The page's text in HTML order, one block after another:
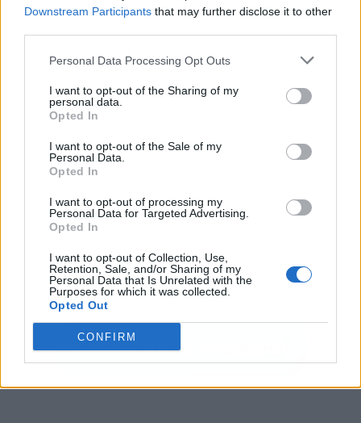
Downstream Participants that may further disclose it to other
Personal Data Processing Opt Outs
I want to opt-out of the Sharing of my
personal data.
Opted In
I want to opt-out of the Sale of my
Personal Data.
Opted In
I want to opt-out of processing my
Personal Data for Targeted Advertising.
Opted In
I want to opt-out of Collection, Use,
Retention, Sale, and/or Sharing of my
Personal Data that Is Unrelated with the
Purposes for which it was collected.
Opted Out
CONFIRM
Publicidad